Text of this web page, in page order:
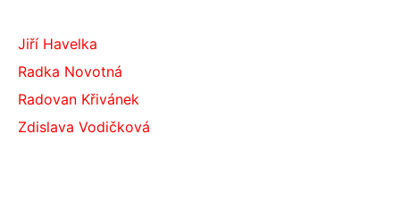
Jiří Havelka
Radka Novotná
Radovan Křivánek
Zdislava Vodičková